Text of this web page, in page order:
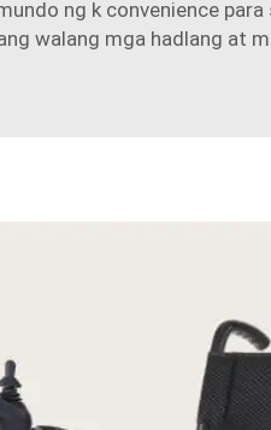
ng k convenience
walang mga hadlang at